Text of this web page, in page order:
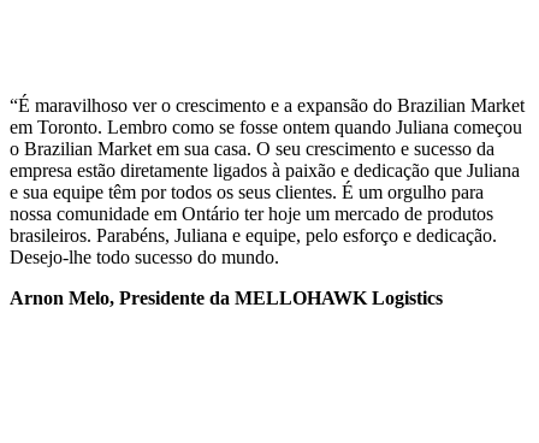
“É maravilhoso ver o crescimento e a expansão do Brazilian Market
em Toronto. Lembro como se fosse ontem quando Juliana começou
o Brazilian Market em sua casa. O seu crescimento e sucesso da
empresa estão diretamente ligados à paixão e dedicação que Juliana
e sua equipe têm por todos os seus clientes. É um orgulho para
nossa comunidade em Ontário ter hoje um mercado de produtos
brasileiros. Parabéns, Juliana e equipe, pelo esforço e dedicação.
Desejo-lhe todo sucesso do mundo.
Arnon Melo, Presidente da MELLOHAWK Logistics